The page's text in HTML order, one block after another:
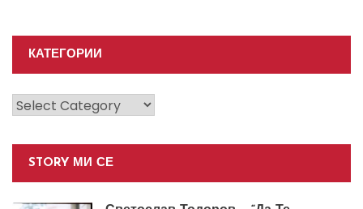
КАТЕГОРИИ
Категории
STORY МИ СЕ